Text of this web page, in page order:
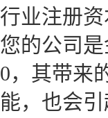
行业注册
您的公司
0，其带来
能，也会